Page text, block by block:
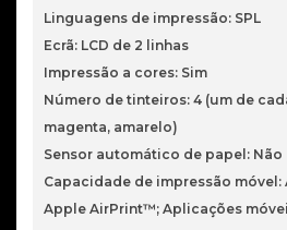
Linguagens de impressão: SPL
Ecrã: LCD de 2 linhas
Impressão a cores: Sim
Número de tinteiros: 4 (um de
magenta, amarelo)
Sensor automático de papel: Não
Capacidade de impressão móvel:
Apple AirPrint™; Aplicações